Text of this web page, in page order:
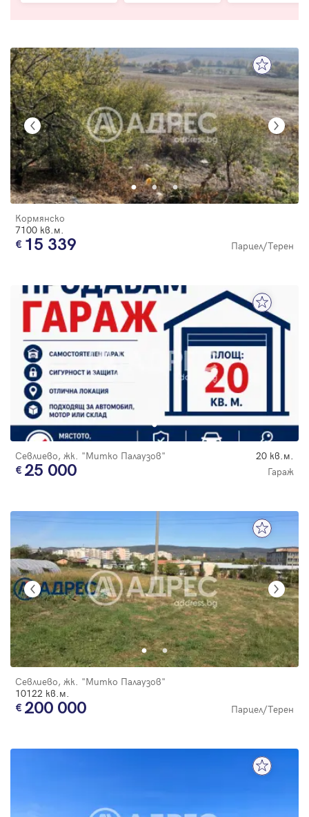
Кормянско
7100 кв.м.
15 339 Парцел/Терен
Севлиево, жк. "Митко Палаузов" 20 кв.м.
25 000 Гараж
Севлиево, жк. "Митко Палаузов"
10122 кв.м.
200 000 Парцел/Терен